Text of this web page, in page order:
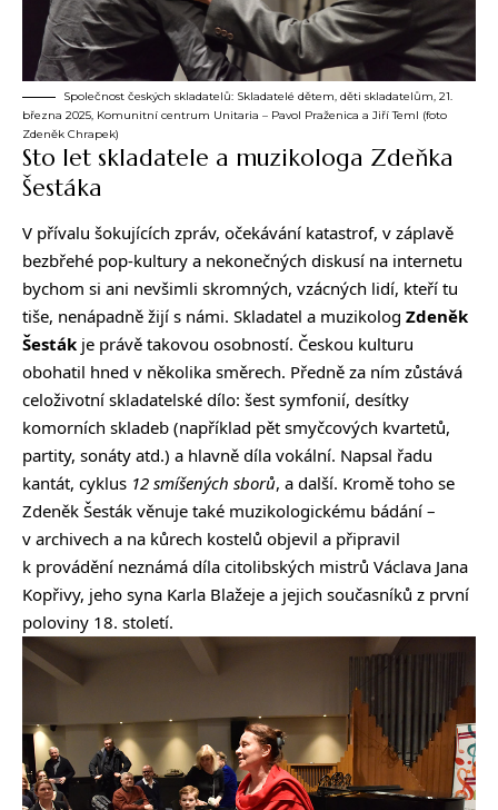
Společnost českých skladatelů: Skladatelé dětem, děti skladatelům, 21.
března 2025, Komunitní centrum Unitaria – Pavol Praženica a Jiří Teml (foto
Zdeněk Chrapek)
Sto let skladatele a muzikologa Zdeňka
Šestáka
V přívalu šokujících zpráv, očekávání katastrof, v záplavě
bezbřehé pop-kultury a nekonečných diskusí na internetu
bychom si ani nevšimli skromných, vzácných lidí, kteří tu
tiše, nenápadně žijí s námi. Skladatel a muzikolog Zdeněk
Šesták je právě takovou osobností. Českou kulturu
obohatil hned v několika směrech. Předně za ním zůstává
celoživotní skladatelské dílo: šest symfonií, desítky
komorních skladeb (například pět smyčcových kvartetů,
partity, sonáty atd.) a hlavně díla vokální. Napsal řadu
kantát, cyklus 12 smíšených sborů, a další. Kromě toho se
Zdeněk Šesták věnuje také muzikologickému bádání –
v archivech a na kůrech kostelů objevil a připravil
k provádění neznámá díla citolibských mistrů Václava Jana
Kopřivy, jeho syna Karla Blažeje a jejich současníků z první
poloviny 18. století.